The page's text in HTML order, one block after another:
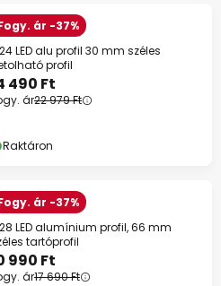
ár -37%
LED alu profil 30 mm széles
profil
490 Ft
ár22 979 Ft
Raktáron
ár -37%
LED alumínium profil, 66 mm
tartóprofil
990 Ft
ár17 690 Ft